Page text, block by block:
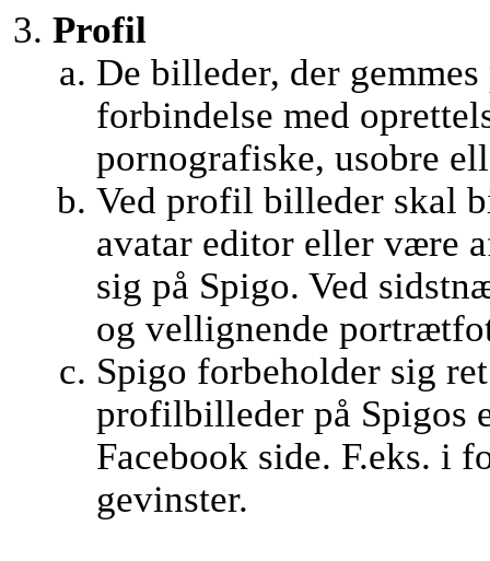
Profil
De billeder, der
forbindelse med
pornografiske, usobre
Ved profil billeder skal
avatar editor eller være
sig på Spigo. Ved
og vellignende
Spigo forbeholder sig
profilbilleder på Spigos
Facebook side. F.eks. i
gevinster.